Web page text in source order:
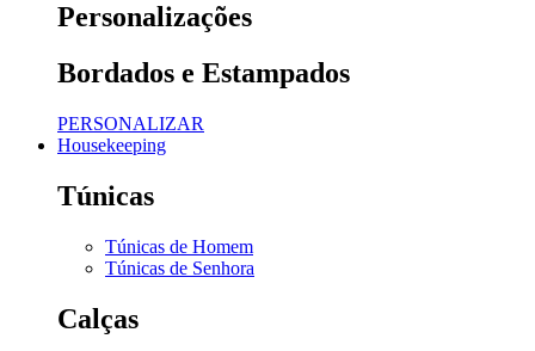
Personalizações
Bordados e Estampados
PERSONALIZAR
Housekeeping
Túnicas
Túnicas de Homem
Túnicas de Senhora
Calças